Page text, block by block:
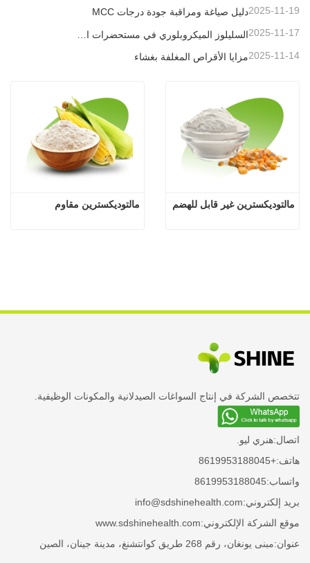
دليل صياغة ومراقبة جودة درجات MCC2025-11-19
2025-11-17
مزايا الأقراص المغلفة بغشاء2025-11-14
مالتوديكسترين مقاوم مالتوديكسترين غير قابل للهضم
تتخصص الشركة في إنتاج السواغات الصيدلانية والمكونات الوظيفية.
اتصال:هنري ليو.
هاتف:+8619953188045
واتساب:8619953188045
بريد إلكتروني:info@sdshinehealth.com
موقع الشركة الإلكتروني:www.sdshinehealth.com
عنوان:مبنى يونغان، رقم 268 طريق كوانتشنغ، مدينة جينان، الصين